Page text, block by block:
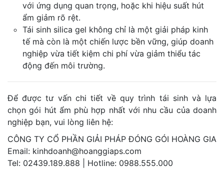
với ứng dụng quan trọng, hoặc khi hiệu suất hút
ẩm giảm rõ rệt.
Tái sinh silica gel không chỉ là một giải pháp kinh
tế mà còn là một chiến lược bền vững, giúp doanh
nghiệp vừa tiết kiệm chi phí vừa giảm thiểu tác
động đến môi trường.
Để được tư vấn chi tiết về quy trình tái sinh và lựa
chọn gói hút ẩm phù hợp nhất với nhu cầu của doanh
nghiệp bạn, vui lòng liên hệ:
CÔNG TY CỔ PHẦN GIẢI PHÁP ĐÓNG GÓI HOÀNG GIA
Email: kinhdoanh@hoanggiaps.com
Tel: 02439.189.888 | Hotline: 0988.555.000